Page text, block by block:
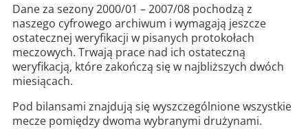
Dane za sezony 2000/01 – 2007/08 pochodzą z
naszego cyfrowego archiwum i wymagają jeszcze
ostatecznej weryfikacji w pisanych protokołach
meczowych. Trwają prace nad ich ostateczną
weryfikacją, które zakończą się w najbliższych dwóch
miesiącach.
Pod bilansami znajdują się wyszczególnione wszystkie
mecze pomiędzy dwoma wybranymi drużynami.